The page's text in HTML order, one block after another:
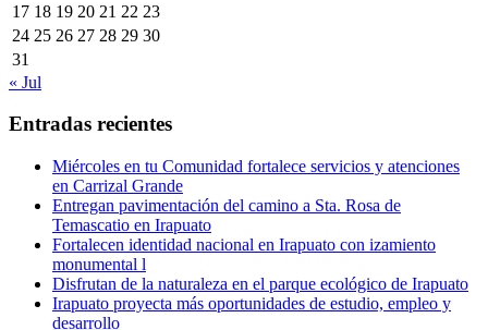
17 18 19 20 21 22 23
24 25 26 27 28 29 30
31
« Jul
Entradas recientes
Miércoles en tu Comunidad fortalece servicios y atenciones
en Carrizal Grande
Entregan pavimentación del camino a Sta. Rosa de
Temascatio en Irapuato
Fortalecen identidad nacional en Irapuato con izamiento
monumental l
Disfrutan de la naturaleza en el parque ecológico de Irapuato
Irapuato proyecta más oportunidades de estudio, empleo y
desarrollo